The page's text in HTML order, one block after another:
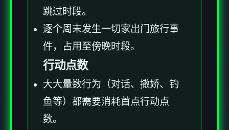
跳过时段。
逐个周末发生一切家出门旅行事
件，占用至傍晚时段。
行动点数
大大量数行为（对话、撒娇、钓
鱼等）都需要消耗首点行动点
数。